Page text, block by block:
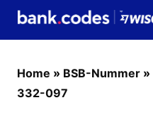
Home » BSB-Nummer »
332-097